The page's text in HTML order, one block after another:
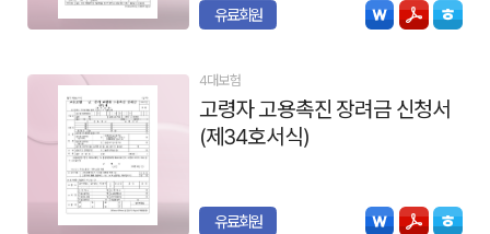
유료회원
4대보험
고령자 고용촉진 장려금 신청서
(제34호서식)
유료회원